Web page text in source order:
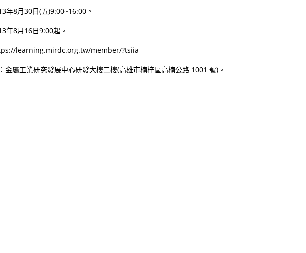
年8月30日(五)9:00~16:00。
年8月16日9:00起。
learning.mirdc.org.tw/member/?tsiia
金屬工業研究發展中心研發大樓二樓(高雄市楠梓區高楠公路 1001 號)。